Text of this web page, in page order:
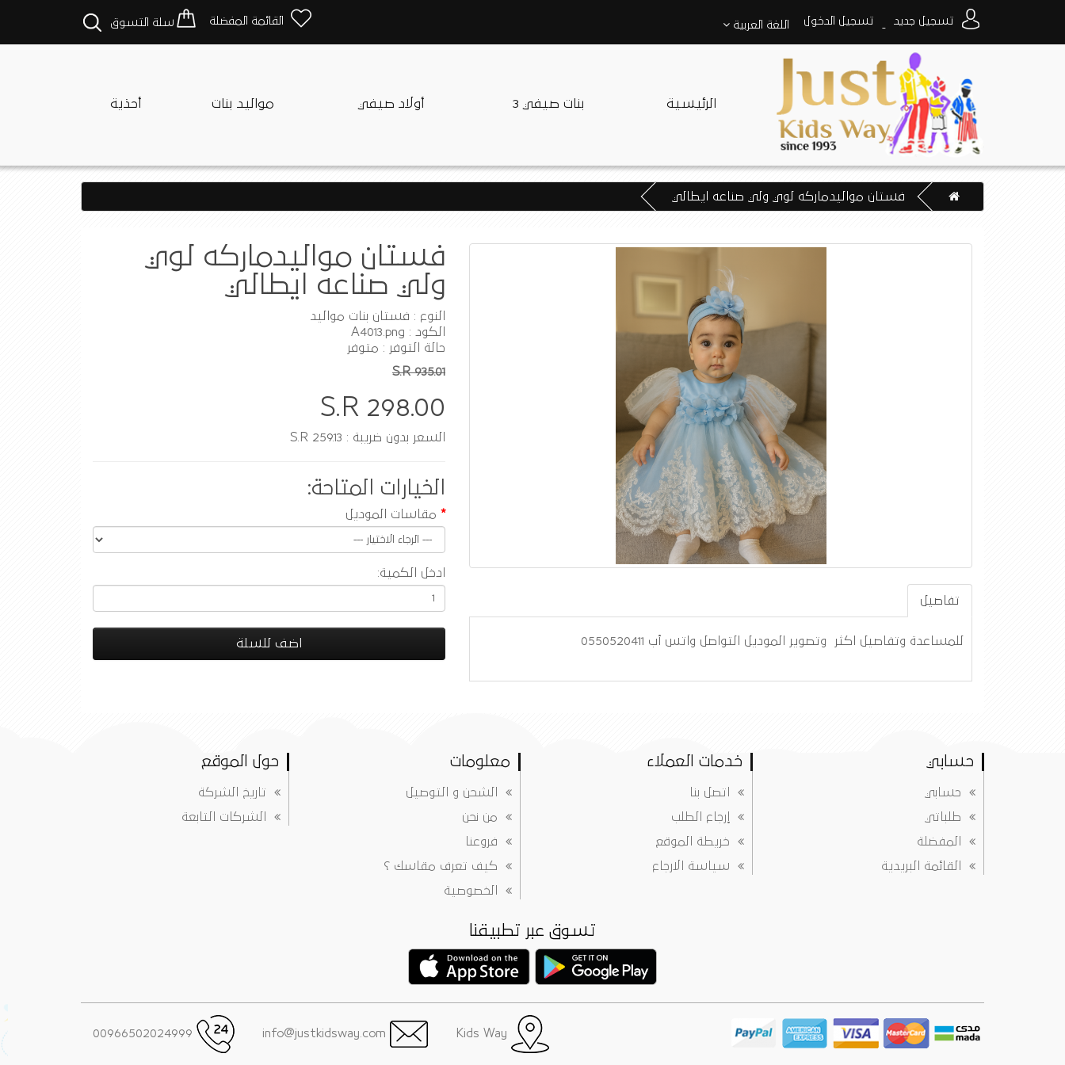
القائمة المفضلة سلة التسوق تسجيل جديد
-
تسجيل الدخول اللغة العربية
الرئيسية بنات صيفي 3 أولاد صيفي مواليد بنات أحذية
فستان مواليدماركه لوي ولي صناعه ايطالي
تفاصيل
للمساعدة وتفاصيل اكثر وتصوير الموديل التواصل واتس أب 0550520411
فستان مواليدماركه لوي
ولي صناعه ايطالي
النوع : فستان بنات مواليد
الكود : A4013.png
حالة التوفر : متوفر
S.R 935.01
S.R 298.00
السعر بدون ضريبة : S.R 259.13
الخيارات المتاحة:
مقاسات الموديل
ادخل الكمية:
اضف للسلة
حسابي
حسابي
طلباتي
المفضلة
القائمة البريدية
خدمات العملاء
اتصل بنا
إرجاع الطلب
خريطة الموقع
سياسة الارجاع
معلومات
الشحن و التوصيل
من نحن
فروعنا
كيف تعرف مقاسك ؟
الخصوصية
حول الموقع
تاريخ الشركة
الشركات التابعة
تسوق عبر تطبيقنا